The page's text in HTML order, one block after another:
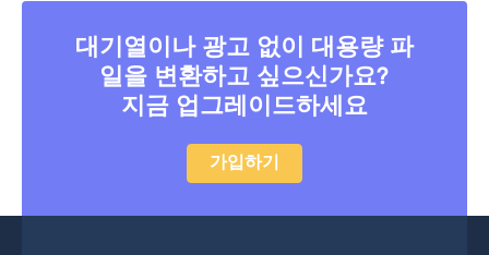
대기열이나 광고 없이 대용량 파
일을 변환하고 싶으신가요?
지금 업그레이드하세요
가입하기